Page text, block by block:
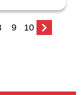
9 10